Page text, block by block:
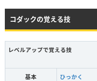
コダックの覚える技
レベルアップで覚える技
基本 ひっかく